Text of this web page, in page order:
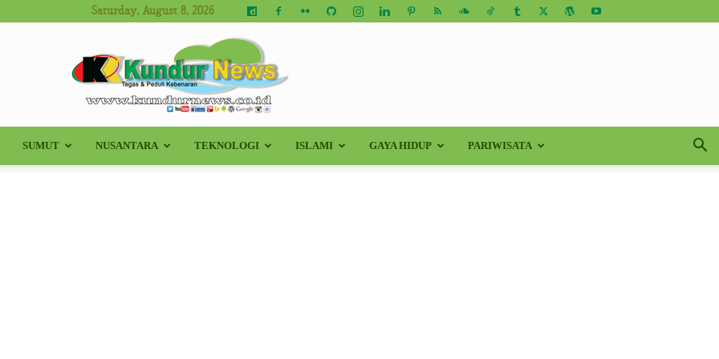
Saturday, August 8, 2026
Kundur
SUMUT NUSANTARA TEKNOLOGI ISLAMI GAYA HIDUP PARIWISATA